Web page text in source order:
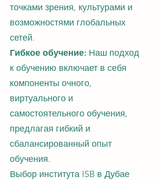
точками зрения, культурами и
возможностями глобальных
сетей.
Гибкое обучение: Наш подход
к обучению включает в себя
компоненты очного,
виртуального и
самостоятельного обучения,
предлагая гибкий и
сбалансированный опыт
обучения.
Выбор института ISB в Дубае